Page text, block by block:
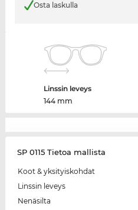
Osta laskulla
Linssin leveys
144 mm
SP 0115 Tietoa mallista
Koot & yksityiskohdat
Linssin leveys
Nenäsilta